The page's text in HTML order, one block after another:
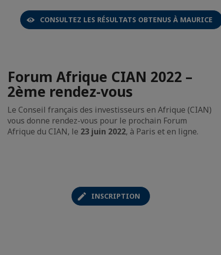
CONSULTEZ LES RÉSULTATS OBTENUS À MAURICE
Forum Afrique CIAN 2022 –
2ème rendez-vous
Le Conseil français des investisseurs en Afrique (CIAN)
vous donne rendez-vous pour le prochain Forum
Afrique du CIAN, le 23 juin 2022, à Paris et en ligne.
INSCRIPTION